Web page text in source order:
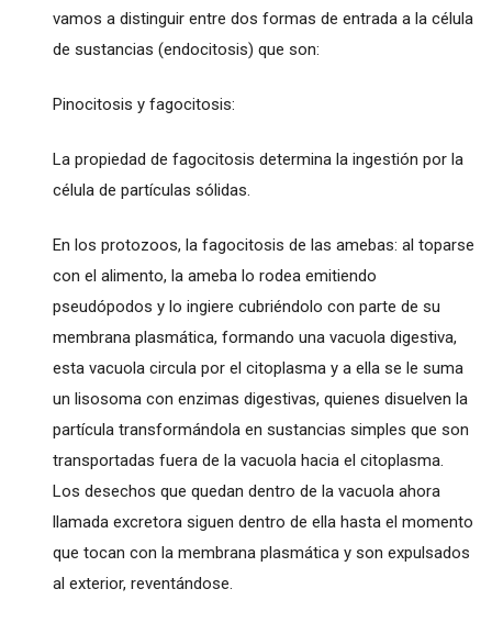
vamos a distinguir entre dos formas de entrada a la célula
de sustancias (endocitosis) que son:
Pinocitosis y fagocitosis:
La propiedad de fagocitosis determina la ingestión por la
célula de partículas sólidas.
En los protozoos, la fagocitosis de las amebas: al toparse
con el alimento, la ameba lo rodea emitiendo
pseudópodos y lo ingiere cubriéndolo con parte de su
membrana plasmática, formando una vacuola digestiva,
esta vacuola circula por el citoplasma y a ella se le suma
un lisosoma con enzimas digestivas, quienes disuelven la
partícula transformándola en sustancias simples que son
transportadas fuera de la vacuola hacia el citoplasma.
Los desechos que quedan dentro de la vacuola ahora
llamada excretora siguen dentro de ella hasta el momento
que tocan con la membrana plasmática y son expulsados
al exterior, reventándose.